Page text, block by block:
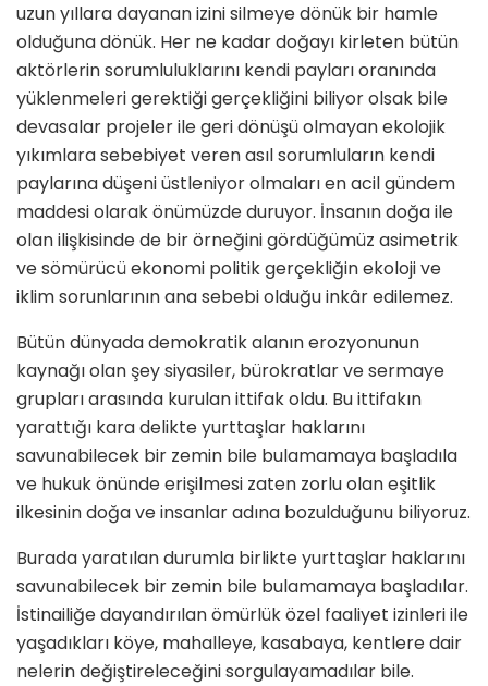
uzun yıllara dayanan izini silmeye dönük bir hamle
olduğuna dönük. Her ne kadar doğayı kirleten bütün
aktörlerin sorumluluklarını kendi payları oranında
yüklenmeleri gerektiği gerçekliğini biliyor olsak bile
devasalar projeler ile geri dönüşü olmayan ekolojik
yıkımlara sebebiyet veren asıl sorumluların kendi
paylarına düşeni üstleniyor olmaları en acil gündem
maddesi olarak önümüzde duruyor. İnsanın doğa ile
olan ilişkisinde de bir örneğini gördüğümüz asimetrik
ve sömürücü ekonomi politik gerçekliğin ekoloji ve
iklim sorunlarının ana sebebi olduğu inkâr edilemez.
Bütün dünyada demokratik alanın erozyonunun
kaynağı olan şey siyasiler, bürokratlar ve sermaye
grupları arasında kurulan ittifak oldu. Bu ittifakın
yarattığı kara delikte yurttaşlar haklarını
savunabilecek bir zemin bile bulamamaya başladıla
ve hukuk önünde erişilmesi zaten zorlu olan eşitlik
ilkesinin doğa ve insanlar adına bozulduğunu biliyoruz.
Burada yaratılan durumla birlikte yurttaşlar haklarını
savunabilecek bir zemin bile bulamamaya başladılar.
İstinailiğe dayandırılan ömürlük özel faaliyet izinleri ile
yaşadıkları köye, mahalleye, kasabaya, kentlere dair
nelerin değiştireleceğini sorgulayamadılar bile.